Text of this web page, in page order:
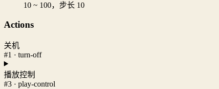
10 ~ 100，步长 10
Actions
关机
#1 · turn-off
播放控制
#3 · play-control